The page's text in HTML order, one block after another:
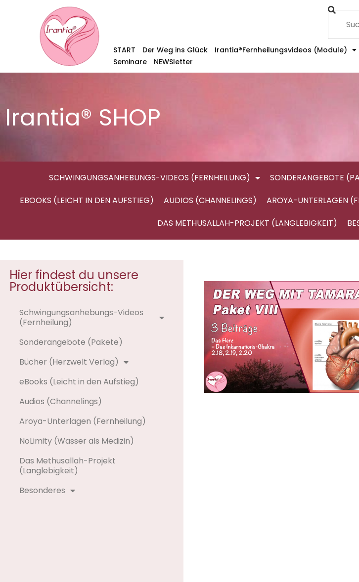
START Der Weg ins Glück Irantia®Fernheilungsvideos (Module)
Seminare
NEWSletter
Irantia® SHOP
SCHWINGUNGSANHEBUNGS-VIDEOS (FERNHEILUNG) SONDERANGEBOTE
EBOOKS (LEICHT IN DEN AUFSTIEG)
AUDIOS (CHANNELINGS) AROYA-UNTERLAGEN
DAS METHUSALLAH-PROJEKT (LANGLEBIGKEIT)
Hier findest du unsere
Produktübersicht:
Schwingungsanhebungs-Videos
(Fernheilung)
Sonderangebote (Pakete)
Bücher (Herzwelt Verlag)
eBooks (Leicht in den Aufstieg)
Audios (Channelings)
Aroya-Unterlagen (Fernheilung)
NoLimity (Wasser als Medizin)
Das Methusallah-Projekt
(Langlebigkeit)
Besonderes